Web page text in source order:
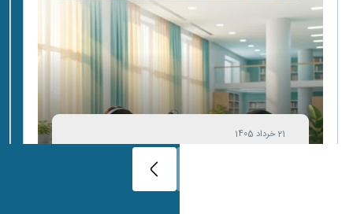
21 خرداد 1405
پویش "مدیریت هوشمندانه مصرف برق "